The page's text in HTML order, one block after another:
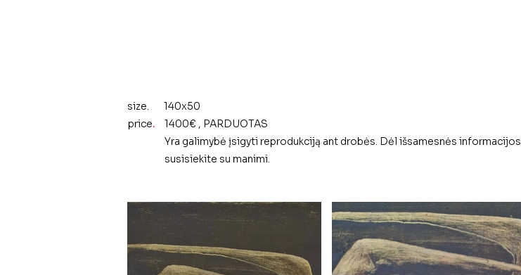
size.
140x50
price.
1400€ , PARDUOTAS
Yra galimybė įsigyti reprodukciją ant drobės. Dėl išsamesnės informacijos
susisiekite su manimi.